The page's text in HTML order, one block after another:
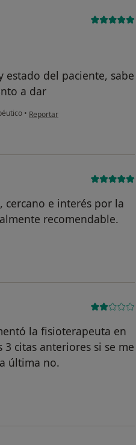
del paciente, sabe
a dar
• en opinión del usuario Adrián
Reportar
e interés por la
recomendable.
E. M.
la fisioterapeuta en
citas anteriores si se me
última no.
E.G.M.